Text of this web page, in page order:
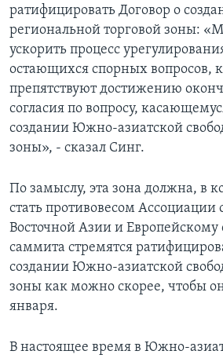
Языки
ратифицировать Договор о
региональной торговой зоны:
ускорить процесс
остающихся спорных вопросов,
препятствуют достижению
согласия по вопросу,
создании Южно-азиатской
зоны», - сказал Синг.
По замыслу, эта зона должна, в
стать противовесом Ассоциации
Восточной Азии и Европейскому
саммита стремятся
создании Южно-азиатской
зоны как можно скорее, чтобы он
января.
В настоящее время в Южно-